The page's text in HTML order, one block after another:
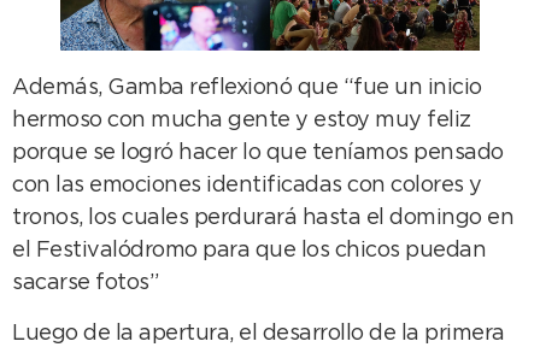
Además, Gamba reflexionó que “fue un inicio
hermoso con mucha gente y estoy muy feliz
porque se logró hacer lo que teníamos pensado
con las emociones identificadas con colores y
tronos, los cuales perdurará hasta el domingo en
el Festivalódromo para que los chicos puedan
sacarse fotos”
Luego de la apertura, el desarrollo de la primera